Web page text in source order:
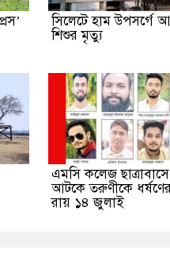
সিলেটে হাম উপসর্গে
শিশুর মৃত্যু
এমসি কলেজ ছাত্রাবাসে
আটকে তরুণীকে
রায় ১৪ জুলাই